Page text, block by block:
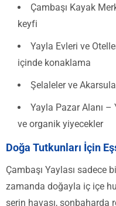
Çambaşı Kayak
keyfi
Yayla Evleri ve
içinde konaklama
Şelaleler ve
Yayla Pazar Alanı –
ve organik yiyecekler
Doğa Tutkunları İçin
Çambaşı Yaylası sadece
zamanda doğayla iç içe
serin havası, sonbaharda